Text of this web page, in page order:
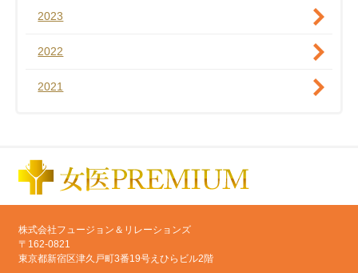
2023
2022
2021
株式会社フュージョン＆リレーションズ
〒162-0821
東京都新宿区津久戸町3番19号えひらビル2階